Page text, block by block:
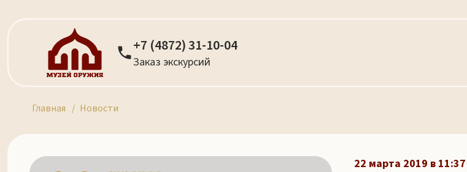
+7 (4872) 31-10-04
Заказ экскурсий
Главная Новости
22 марта 2019 в 11:37